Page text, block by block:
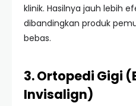
klinik. Hasilnya jauh lebih
dibandingkan produk
bebas.
3. Ortopedi Gigi
Invisalign)